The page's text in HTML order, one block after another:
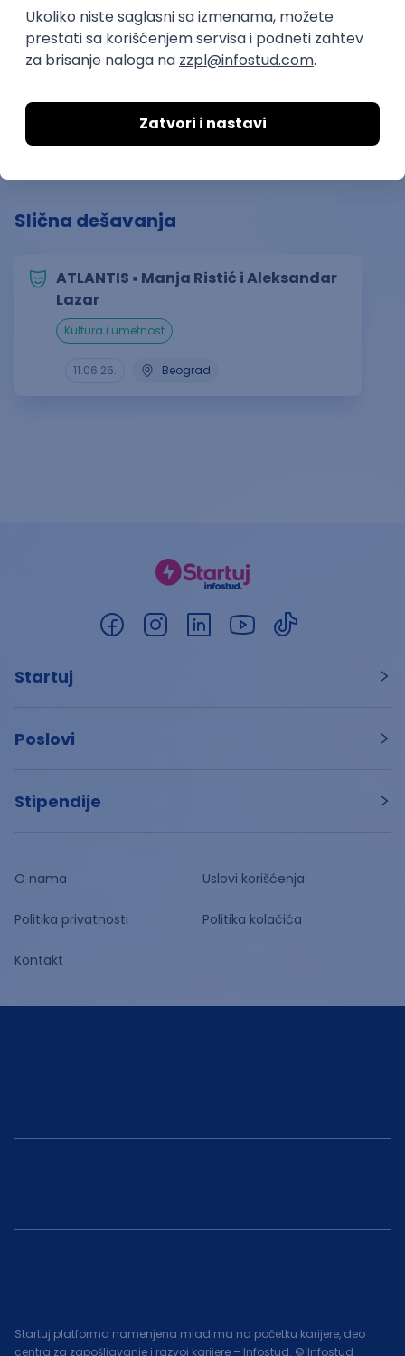
Sačuvaj dešavanje
Slična dešavanja
ATLANTIS ▪︎ Manja Ristić i Aleksandar
Lazar
kultura i umetnost
11.06.26. Beograd
Startuj
Poslovi
Stipendije
O nama Uslovi korišćenja
Politika privatnosti Politika kolačića
Kontakt
Startuj platforma namenjena mladima na početku karijere, deo
centra za zapošljavanje i razvoj karijere – Infostud. © Infostud